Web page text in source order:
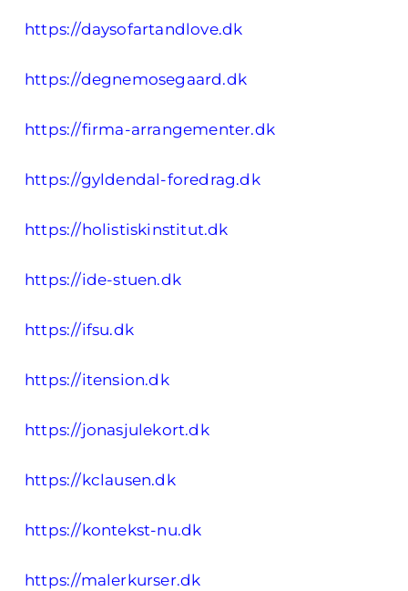
https://daysofartandlove.dk
https://degnemosegaard.dk
https://firma-arrangementer.dk
https://gyldendal-foredrag.dk
https://holistiskinstitut.dk
https://ide-stuen.dk
https://ifsu.dk
https://itension.dk
https://jonasjulekort.dk
https://kclausen.dk
https://kontekst-nu.dk
https://malerkurser.dk